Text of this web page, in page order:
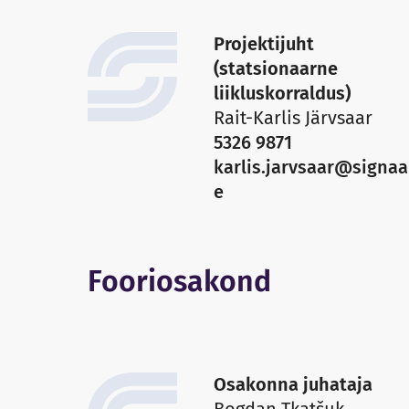
Rait-Karlis Järvsaar
Projektijuht
(statsionaarne
liikluskorraldus)
5326 9871
e
Fooriosakond
Osakonna juhataja